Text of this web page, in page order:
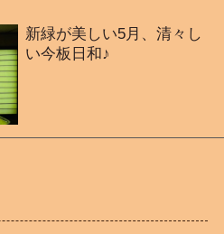
新緑が美しい5月、清々し
い今板日和♪